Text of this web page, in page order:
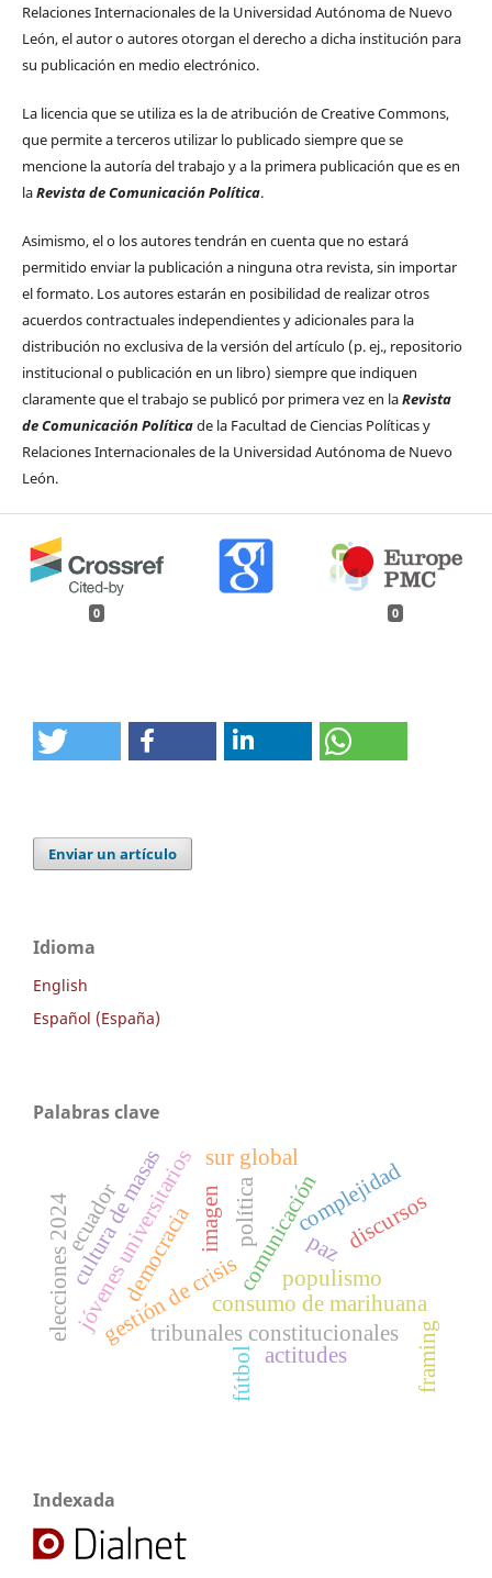
Relaciones Internacionales de la Universidad Autónoma de Nuevo
León, el autor o autores otorgan el derecho a dicha institución para
su publicación en medio electrónico.
La licencia que se utiliza es la de atribución de Creative Commons,
que permite a terceros utilizar lo publicado siempre que se
mencione la autoría del trabajo y a la primera publicación que es en
laRevista de Comunicación Política.
Asimismo, el o los autores tendrán en cuenta que no estará
permitido enviar la publicación a ninguna otra revista, sin importar
el formato. Los autores estarán en posibilidad de realizar otros
acuerdos contractuales independientes y adicionales para la
distribución no exclusiva de la versión del artículo (p. ej., repositorio
institucional o publicación en un libro) siempre que indiquen
claramente que el trabajo se publicó por primera vez en laRevista
de Comunicación Políticade la Facultad de Ciencias Políticas y
Relaciones Internacionales de la Universidad Autónoma de Nuevo
León.
0 0
Enviar un artículo
Idioma
English
Español (España)
Palabras clave
paz
comunicación
política complejidad
gestión de crisis
tribunales constitucionales
consumo de marihuana
democracia
jóvenes universitarios
elecciones 2024
fútbol
cultura de masas sur global
imagen
populismo
discursos
ecuador
actitudes framing
Indexada